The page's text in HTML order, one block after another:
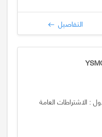
التفاصيل
: الاشتراطات العامة